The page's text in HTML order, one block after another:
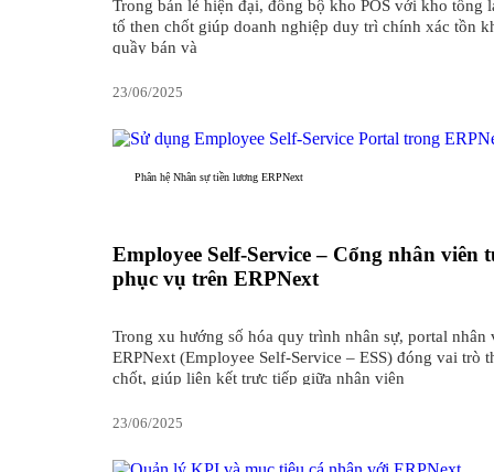
Trong bán lẻ hiện đại, đồng bộ kho POS với kho tổng
tố then chốt giúp doanh nghiệp duy trì chính xác tồn
quầy bán và
23/06/2025
Phân hệ Nhân sự tiền lương ERPNext
Employee Self-Service – Cổng nhân viên
phục vụ trên ERPNext
Trong xu hướng số hóa quy trình nhân sự, portal nhân
ERPNext (Employee Self-Service – ESS) đóng vai trò
chốt, giúp liên kết trực tiếp giữa nhân viên
23/06/2025